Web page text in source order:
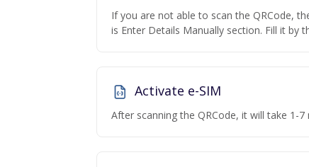
If you are not able to scan the QRCode,
is Enter Details Manually section. Fill it by
Activate e-SIM
After scanning the QRCode, it will take 1-